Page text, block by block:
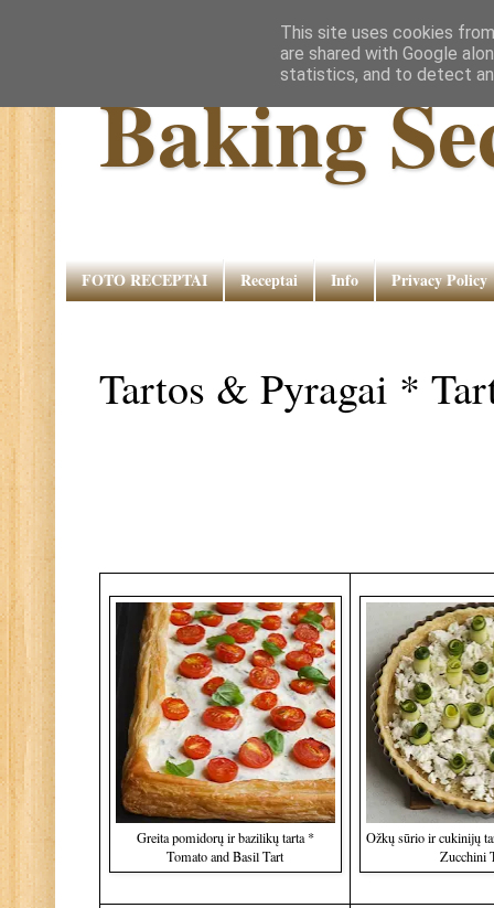
Baking
FOTO RECEPTAI Receptai Info Privacy Policy
Tartos & Pyragai *
Greita pomidorų ir bazilikų tarta *
Tomato and Basil Tart
Ožkų sūrio ir cukinijų
Zucchini
This site uses cookies
are shared with Google
statistics, and to detect